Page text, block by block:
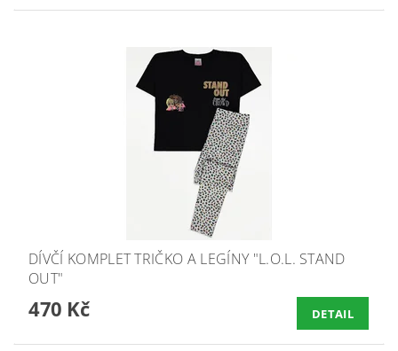
DÍVČÍ KOMPLET TRIČKO A LEGÍNY "L.O.L. STAND
OUT"
470 Kč DETAIL